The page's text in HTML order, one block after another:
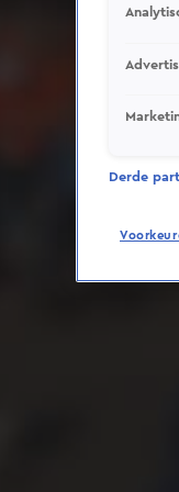
Derde